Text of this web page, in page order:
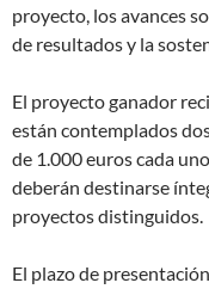
proyecto, los avances
de resultados y la
El proyecto ganador
están contemplados
de 1.000 euros cada
deberán destinarse
proyectos distinguidos.
El plazo de